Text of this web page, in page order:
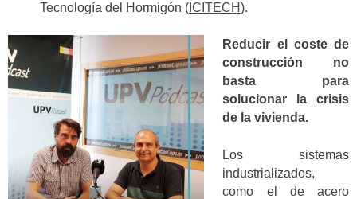
Tecnología del Hormigón ( ICITECH).
Reducir el coste de
construcción no
basta para
solucionar la crisis
de la vivienda.
Los sistemas
industrializados,
como el de acero